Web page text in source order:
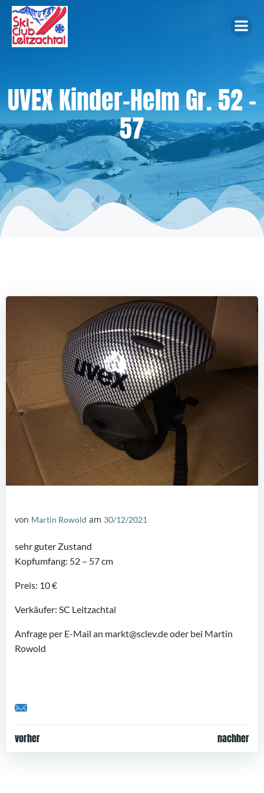
UVEX Kinder-Helm Gr. 52 –
57
von Martin Rowold am 30/12/2021
sehr guter Zustand
Kopfumfang: 52 – 57 cm
Preis: 10 €
Verkäufer: SC Leitzachtal
Anfrage per E-Mail an markt@sclev.de oder bei Martin
Rowold
Share by Email
Post
vorher
Post
nachher